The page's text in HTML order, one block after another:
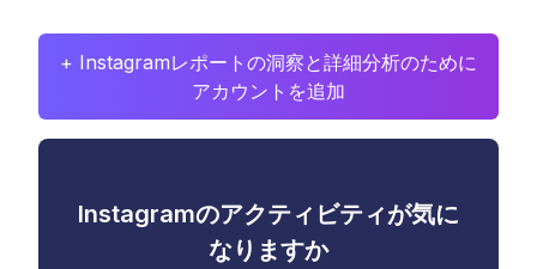
+ Instagramレポートの洞察と詳細分析のために
アカウントを追加
Instagramのアクティビティが気に
なりますか